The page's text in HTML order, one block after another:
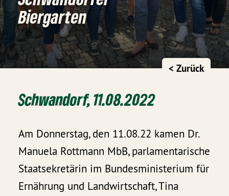
Biergarten
< Zurück
Schwandorf, 11.08.2022
Am Donnerstag, den 11.08.22 kamen Dr.
Manuela Rottmann MbB, parlamentarische
Staatsekretärin im Bundesministerium für
Ernährung und Landwirtschaft, Tina